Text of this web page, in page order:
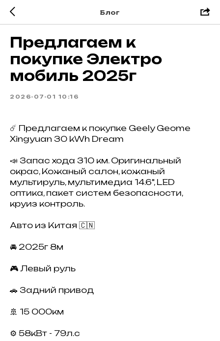
Блог
Предлагаем к
покупке Электро
мобиль 2025г
2026-07-01 10:16
☄️ Предлагаем к покупке Geely Geome
Xingyuan 30 kWh Dream
📣 Запас хода 310 км. Оригинальный
окрас, Кожаный салон, кожаный
мультируль, мультимедиа 14.6", LED
оптика, пакет систем безопасности,
круиз контроль.
Авто из Китая 🇨🇳
🚘 2025г 8м
🎮 Левый руль
🚗 Задний привод
🚢 15 000км
⚙️ 58кВт - 79л.с